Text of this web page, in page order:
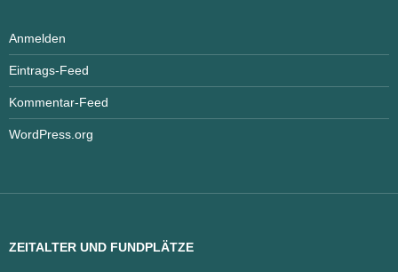
Anmelden
Eintrags-Feed
Kommentar-Feed
WordPress.org
ZEITALTER UND FUNDPLÄTZE